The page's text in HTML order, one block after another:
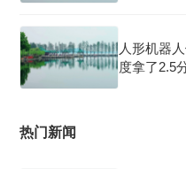
人形机器
度拿了2.5
热门新闻